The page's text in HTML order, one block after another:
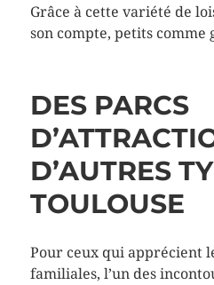
Grâce à cette variété de
son compte, petits comme
DES PARCS
D’AUTRES
TOULOUSE
Pour ceux qui apprécient
familiales, l’un des